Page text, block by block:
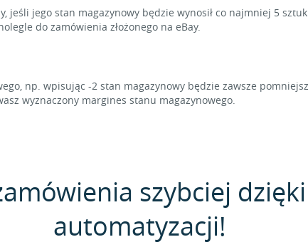
jeśli jego stan magazynowy będzie wynosił co najmniej 5
do zamówienia złożonego na eBay.
np. wpisując -2 stan magazynowy będzie zawsze
wyznaczony margines stanu magazynowego.
szybciej dzięki
automatyzacji!